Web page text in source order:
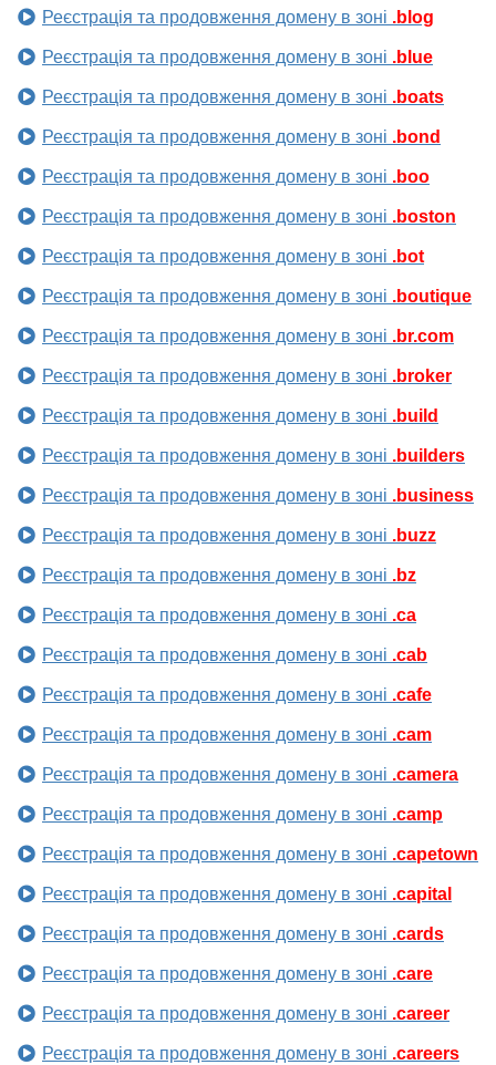
Реєстрація та продовження домену в зоні .blog
Реєстрація та продовження домену в зоні .blue
Реєстрація та продовження домену в зоні .boats
Реєстрація та продовження домену в зоні .bond
Реєстрація та продовження домену в зоні .boo
Реєстрація та продовження домену в зоні .boston
Реєстрація та продовження домену в зоні .bot
Реєстрація та продовження домену в зоні .boutique
Реєстрація та продовження домену в зоні .br.com
Реєстрація та продовження домену в зоні .broker
Реєстрація та продовження домену в зоні .build
Реєстрація та продовження домену в зоні .builders
Реєстрація та продовження домену в зоні .business
Реєстрація та продовження домену в зоні .buzz
Реєстрація та продовження домену в зоні .bz
Реєстрація та продовження домену в зоні .ca
Реєстрація та продовження домену в зоні .cab
Реєстрація та продовження домену в зоні .cafe
Реєстрація та продовження домену в зоні .cam
Реєстрація та продовження домену в зоні .camera
Реєстрація та продовження домену в зоні .camp
Реєстрація та продовження домену в зоні .capetown
Реєстрація та продовження домену в зоні .capital
Реєстрація та продовження домену в зоні .cards
Реєстрація та продовження домену в зоні .care
Реєстрація та продовження домену в зоні .career
Реєстрація та продовження домену в зоні .careers